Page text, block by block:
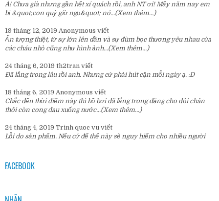
À! Chưa già nhưng gần hết xí quách rồi, anh NT ơi! Mấy năm nay em
bị &quot;con quỷ giờ ngọ&quot; nó...(Xem thêm...)
19 tháng 12, 2019 Anonymous viết
Ấn tượng thiệt, từ sự lớn lên dần và sự đùm bọc thương yêu nhau của
các cháu nhỏ cũng như hình ảnh...(Xem thêm...)
24 tháng 6, 2019 th2tran viết
Đã lắng trong lâu rồi anh. Nhưng cứ phải hút cặn mỗi ngày ạ. :D
18 tháng 6, 2019 Anonymous viết
Chắc đến thời điểm này thì hồ bơi đã lắng trong đặng cho đôi chân
thôi còn cong đau xuống nước...(Xem thêm...)
24 tháng 4, 2019 Trinh quoc vu viết
Lỗi do sản phẩm. Nếu cứ để thế này sẽ nguy hiểm cho nhiều người
FACEBOOK